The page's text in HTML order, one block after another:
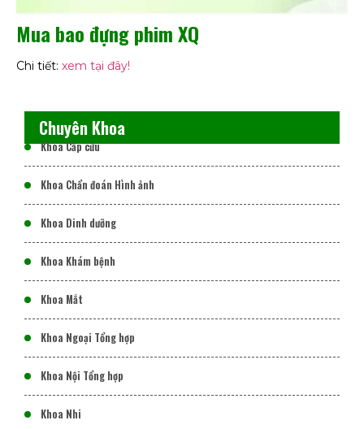
Mua bao đựng phim XQ
Chi tiết: xem tại đây!
Chuyên Khoa
Khoa Cấp cứu
Khoa Chẩn đoán Hình ảnh
Khoa Dinh dưỡng
Khoa Khám bệnh
Khoa Mắt
Khoa Ngoại Tổng hợp
Khoa Nội Tổng hợp
Khoa Nhi